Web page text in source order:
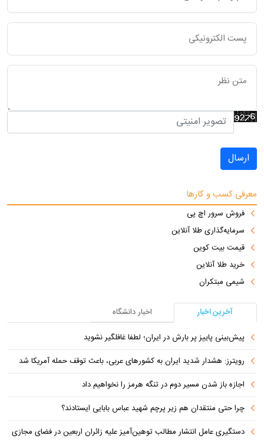
ارسال
معرفی کسب و کارها
فروش سرور اچ پی
سرمایه‌گذاری طلا آنلاین
قیمت بیت کوین
خرید طلا آنلاین
شیمی مبتکران
آخرین اخبار
اخبار دانشگاه
پیش‌بینی پاییز پر بارش در ایران؛ لطفا غافلگیر نشوید
رویترز: هشدار شدید ایران به کشورهای عربی، باعث توقف حمله آمریکا شد
اجازه باز شدن مسیر دوم در تنگه هرمز را نخواهیم داد
چرا حتی منتقدان هم زیر پرچم شهید عباس بابایی ایستادند؟
دستگیری عامل انتشار مطالب توهین‌آمیز علیه زائران اربعین در فضای مجازی